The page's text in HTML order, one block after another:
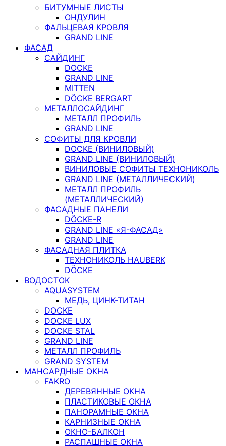
БИТУМНЫЕ ЛИСТЫ
ОНДУЛИН
ФАЛЬЦЕВАЯ КРОВЛЯ
GRAND LINE
ФАСАД
САЙДИНГ
DOCKE
GRAND LINE
MITTEN
DÖCKE BERGART
МЕТАЛЛОСАЙДИНГ
МЕТАЛЛ ПРОФИЛЬ
GRAND LINE
СОФИТЫ ДЛЯ КРОВЛИ
DOCKE (ВИНИЛОВЫЙ)
GRAND LINE (ВИНИЛОВЫЙ)
ВИНИЛОВЫЕ СОФИТЫ ТЕХНОНИКОЛЬ
GRAND LINE (МЕТАЛЛИЧЕСКИЙ)
МЕТАЛЛ ПРОФИЛЬ
(МЕТАЛЛИЧЕСКИЙ)
ФАСАДНЫЕ ПАНЕЛИ
DÖCKE-R
GRAND LINE «Я-ФАСАД»
GRAND LINE
ФАСАДНАЯ ПЛИТКА
ТЕХНОНИКОЛЬ HAUBERK
DÖCKE
ВОДОСТОК
AQUASYSTEM
МЕДЬ, ЦИНК-ТИТАН
DOCKE
DOCKE LUX
DOCKE STAL
GRAND LINE
МЕТАЛЛ ПРОФИЛЬ
GRAND SYSTEM
МАНСАРДНЫЕ ОКНА
FAKRO
ДЕРЕВЯННЫЕ ОКНА
ПЛАСТИКОВЫЕ ОКНА
ПАНОРАМНЫЕ ОКНА
КАРНИЗНЫЕ ОКНА
ОКНО-БАЛКОН
РАСПАШНЫЕ ОКНА